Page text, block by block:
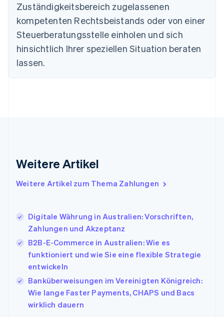
Zuständigkeitsbereich zugelassenen
kompetenten Rechtsbeistands oder von einer
Steuerberatungsstelle einholen und sich
hinsichtlich Ihrer speziellen Situation beraten
lassen.
Weitere Artikel
Weitere Artikel zum Thema Zahlungen
Digitale Währung in Australien: Vorschriften,
Zahlungen und Akzeptanz
B2B-E-Commerce in Australien: Wie es
funktioniert und wie Sie eine flexible Strategie
entwickeln
Banküberweisungen im Vereinigten Königreich:
Wie lange Faster Payments, CHAPS und Bacs
wirklich dauern
Deutschland
DeutschEnglish
Estland
English
Festlandchina
简体中文
EnglishSvenska
English
English
Japan
日本語
Kanada
EnglishFrançais
Kroatien
EnglishItaliano
English
Liechtenstein
DeutschEnglish